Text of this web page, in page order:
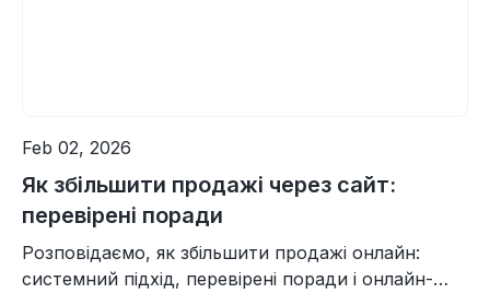
Feb 02, 2026
Як збільшити продажі через сайт:
перевірені поради
Розповідаємо, як збільшити продажі онлайн:
системний підхід, перевірені поради і онлайн-